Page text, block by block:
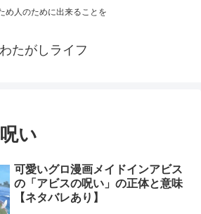
め人のために出来ることを
わたがしライフ
い
可愛いグロ漫画メイドインアビス
の「アビスの呪い」の正体と意味
【ネタバレあり】